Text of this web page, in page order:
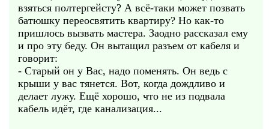
взяться полтергейсту? А всё-таки может позвать
батюшку переосвятить квартиру? Но как-то
пришлось вызвать мастера. Заодно рассказал ему
и про эту беду. Он вытащил разъем от кабеля и
говорит:
- Старый он у Вас, надо поменять. Он ведь с
крыши у вас тянется. Вот, когда дождливо и
делает лужу. Ещё хорошо, что не из подвала
кабель идёт, где канализация...